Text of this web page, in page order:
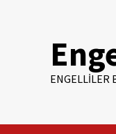
ENGELLILER